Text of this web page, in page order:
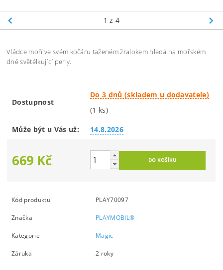
1 z 4
Vládce moří ve svém kočáru taženém žralokem hledá na mořském
dně světélkující perly.
Dostupnost
Do 3 dnů (skladem u dodavatele)
(1 ks)
Může být u Vás už: 14.8.2026
669 Kč
Kód produktu PLAY70097
Značka PLAYMOBIL®
Kategorie Magic
Záruka 2 roky